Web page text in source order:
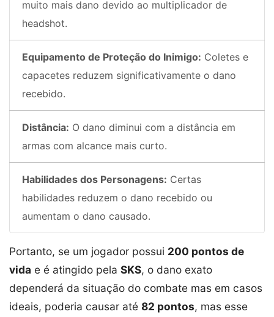
muito mais dano devido ao multiplicador de
headshot.
Equipamento de Proteção do Inimigo: Coletes e
capacetes reduzem significativamente o dano
recebido.
Distância: O dano diminui com a distância em
armas com alcance mais curto.
Habilidades dos Personagens: Certas
habilidades reduzem o dano recebido ou
aumentam o dano causado.
Portanto, se um jogador possui 200 pontos de
vida e é atingido pela SKS, o dano exato
dependerá da situação do combate mas em casos
ideais, poderia causar até 82 pontos, mas esse